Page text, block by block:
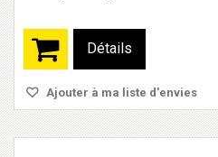
Détails
Ajouter à ma liste d'envies